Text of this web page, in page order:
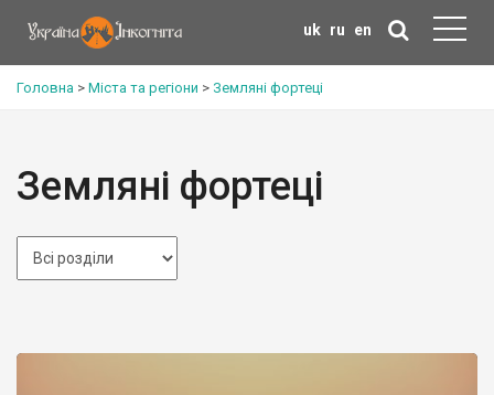
uk ru en
Головна > Міста та регіони > Земляні фортеці
Земляні фортеці